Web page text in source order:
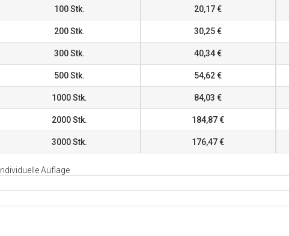
100Stk. 20,17 €
200Stk. 30,25 €
300Stk. 40,34 €
500Stk. 54,62 €
1000Stk. 84,03 €
2000Stk. 184,87 €
3000Stk. 176,47 €
Individuelle Auflage